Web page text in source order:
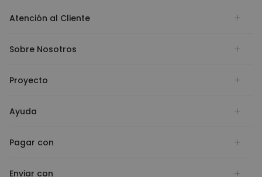
Atención al Cliente
Sobre Nosotros
Proyecto
Ayuda
Pagar con
Enviar con